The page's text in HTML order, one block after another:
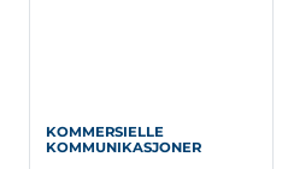
KOMMERSIELLE
KOMMUNIKASJONER